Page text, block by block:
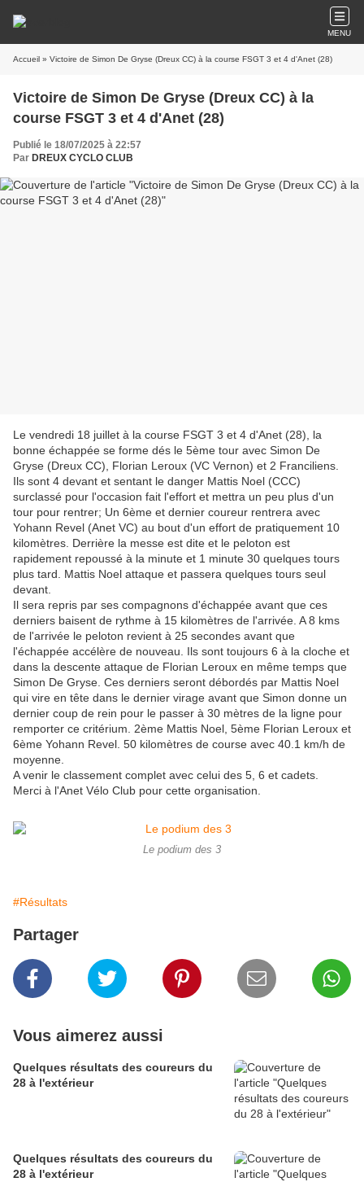
MENU
Accueil » Victoire de Simon De Gryse (Dreux CC) à la course FSGT 3 et 4 d'Anet (28)
Victoire de Simon De Gryse (Dreux CC) à la
course FSGT 3 et 4 d'Anet (28)
Publié le 18/07/2025 à 22:57
Par DREUX CYCLO CLUB
Le vendredi 18 juillet à la course FSGT 3 et 4 d'Anet (28), la
bonne échappée se forme dés le 5ème tour avec Simon De
Gryse (Dreux CC), Florian Leroux (VC Vernon) et 2 Franciliens.
Ils sont 4 devant et sentant le danger Mattis Noel (CCC)
surclassé pour l'occasion fait l'effort et mettra un peu plus d'un
tour pour rentrer; Un 6ème et dernier coureur rentrera avec
Yohann Revel (Anet VC) au bout d'un effort de pratiquement 10
kilomètres. Derrière la messe est dite et le peloton est
rapidement repoussé à la minute et 1 minute 30 quelques tours
plus tard. Mattis Noel attaque et passera quelques tours seul
devant.
Il sera repris par ses compagnons d'échappée avant que ces
derniers baisent de rythme à 15 kilomètres de l'arrivée. A 8 kms
de l'arrivée le peloton revient à 25 secondes avant que
l'échappée accélère de nouveau. Ils sont toujours 6 à la cloche et
dans la descente attaque de Florian Leroux en même temps que
Simon De Gryse. Ces derniers seront débordés par Mattis Noel
qui vire en tête dans le dernier virage avant que Simon donne un
dernier coup de rein pour le passer à 30 mètres de la ligne pour
remporter ce critérium. 2ème Mattis Noel, 5ème Florian Leroux et
6ème Yohann Revel. 50 kilomètres de course avec 40.1 km/h de
moyenne.
A venir le classement complet avec celui des 5, 6 et cadets.
Merci à l'Anet Vélo Club pour cette organisation.
Le podium des 3
#Résultats
Partager
Vous aimerez aussi
Quelques résultats des coureurs du
28 à l'extérieur
Quelques résultats des coureurs du
28 à l'extérieur